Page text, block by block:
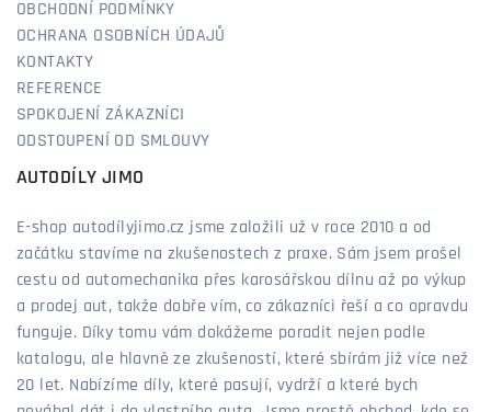
OBCHODNÍ PODMÍNKY
OCHRANA OSOBNÍCH ÚDAJŮ
KONTAKTY
REFERENCE
SPOKOJENÍ ZÁKAZNÍCI
ODSTOUPENÍ OD SMLOUVY
AUTODÍLY JIMO
E-shop autodílyjimo.cz jsme založili už v roce 2010 a od
začátku stavíme na zkušenostech z praxe. Sám jsem prošel
cestu od automechanika přes karosářskou dílnu až po výkup
a prodej aut, takže dobře vím, co zákazníci řeší a co opravdu
funguje. Díky tomu vám dokážeme poradit nejen podle
katalogu, ale hlavně ze zkušeností, které sbírám již více než
20 let. Nabízíme díly, které pasují, vydrží a které bych